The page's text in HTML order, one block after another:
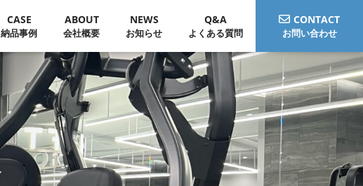
CASE
納品事例
ABOUT
会社概要
NEWS
お知らせ
Q&A
よくある質問
CONTACT
お問い合わせ